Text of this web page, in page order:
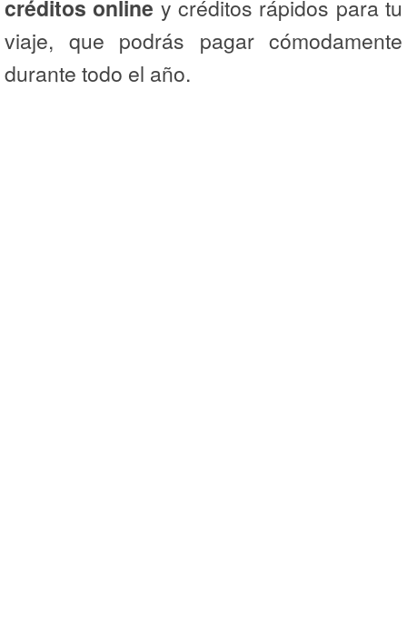
créditos online y créditos rápidos para tu
viaje, que podrás pagar cómodamente
durante todo el año.